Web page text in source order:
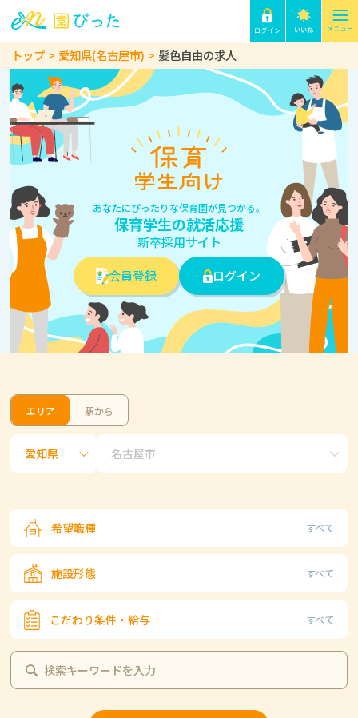
トップ 愛知県(名古屋市) 髪色自由の求人
あなたにぴったりな保育園が見つかる。
保育学生の就活応援
新卒採用サイト
会員登録
ログイン
エリア 駅から
希望職種 すべて
施設形態 すべて
こだわり条件・給与 すべて